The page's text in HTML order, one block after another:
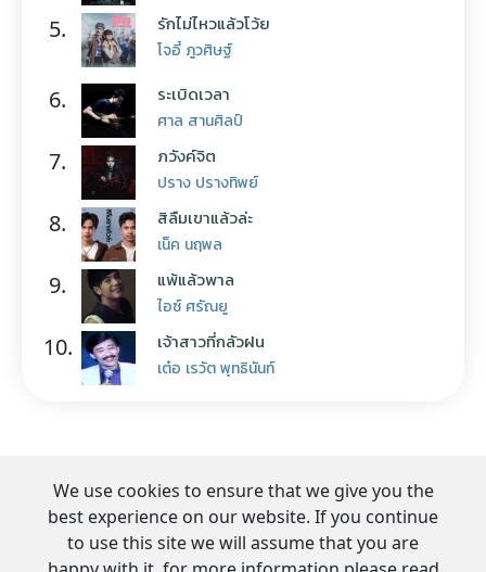
5. รักไม่ไหวแล้วโว้ย
โจอี้ ภูวศิษฐ์
6. ระเบิดเวลา
ศาล สานศิลป์
7. ภวังค์จิต
ปราง ปรางทิพย์
8. สิลืมเขาแล้วล่ะ
เน็ค นฤพล
9. แพ้แล้วพาล
ไอซ์ ศรัณยู
10. เจ้าสาวที่กลัวฝน
เต๋อ เรวัต พุทธินันท์
We use cookies to ensure that we give you the
best experience on our website. If you continue
to use this site we will assume that you are